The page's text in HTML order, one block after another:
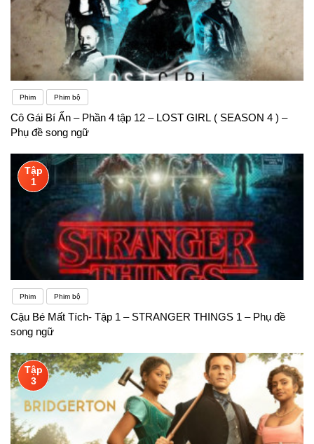
Phim Phim bộ
Cô Gái Bí Ẩn – Phần 4 tập 12 – LOST GIRL ( SEASON 4 ) –
Phụ đề song ngữ
Tập
1
Phim Phim bộ
Cậu Bé Mất Tích- Tập 1 – STRANGER THINGS 1 – Phụ đề
song ngữ
Tập
3